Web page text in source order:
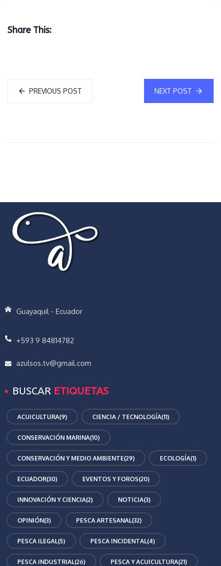
Share This:
PREVIOUS POST NEXT POST
Guayaquil - Ecuador
+593 9 84814782
azulsos.tv@gmail.com
BUSCAR ETIQUETAS
ACUICULTURA(9) CIENCIA / TECNOLOGÍA(11)
CONSERVACIÓN MARINA(10)
CONSERVACIÓN Y MEDIO AMBIENTE(29) ECOLOGÍA(1)
ECUADOR(30) EVENTOS Y FOROS(20)
INNOVACIÓN Y CIENCIA(2) NOTICIA(3)
OPINIÓN(3) PESCA ARTESANAL(32)
PESCA ILEGAL(5) PESCA INCIDENTAL(4)
PESCA INDUSTRIAL(26) PESCA Y ACUICULTURA(21)